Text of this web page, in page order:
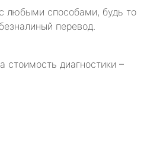
любыми способами, будь то
перевод.
стоимость диагностики –